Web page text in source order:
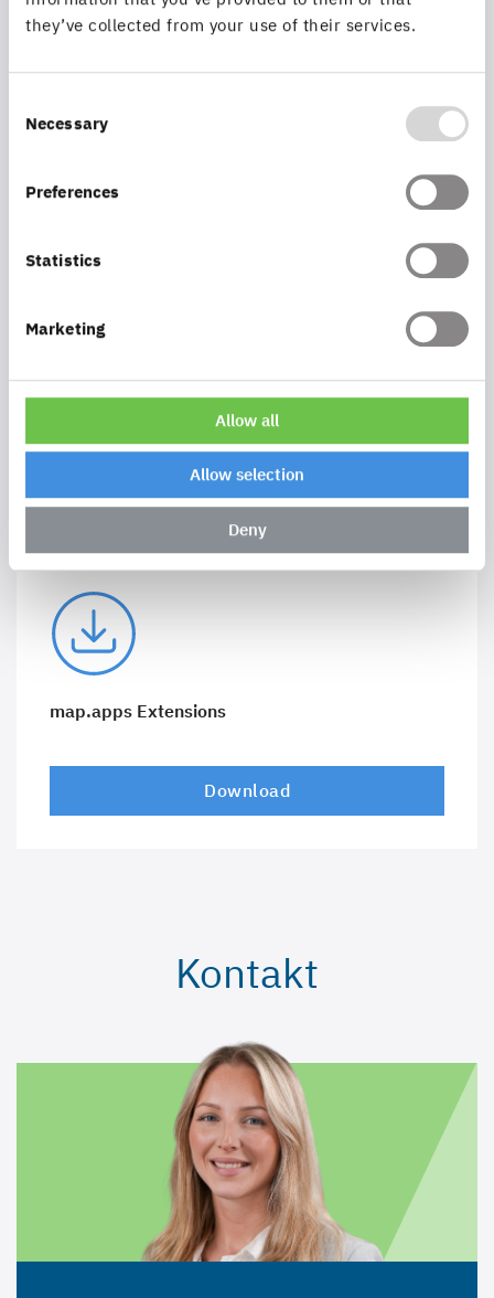
they’ve collected from your use of their services.
Selection
Necessary
Preferences
Statistics
Marketing
Allow all
Allow selection
Deny
Winkelfunktionen
Eingabemöglichkeiten
Download map.apps
Extensions Flyer (PDF)
map.apps Extensions
Download
Kontakt